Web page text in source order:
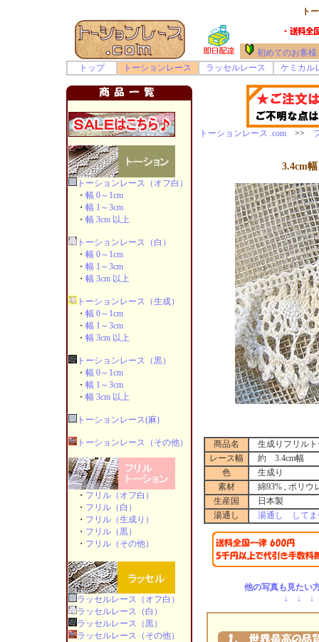
ト
初めてのお客様
トップ
トーションレース ラッセルレース ケミカル
トーションレース（オフ白）
・ 幅 0～1cm
・ 幅 1～3cm
・ 幅 3cm 以上
トーションレース（白）
・ 幅 0～1cm
・ 幅 1～3cm
・ 幅 3cm 以上
トーションレース（生成）
・ 幅 0～1cm
・ 幅 1～3cm
・ 幅 3cm 以上
トーションレース（黒）
・ 幅 0～1cm
・ 幅 1～3cm
・ 幅 3cm 以上
トーションレース(麻)
トーションレース（その他）
・ フリル（オフ白）
・ フリル（白）
・ フリル（生成り）
・ フリル（黒）
・ フリル（その他）
ラッセルレース（オフ白）
ラッセルレース（白）
ラッセルレース（黒）
ラッセルレース（その他）
トーションレース .com>>
3.4cm
商品名
生成りフリル
レース幅
約 3.4cm幅
色
生成り
素材
綿93% , ポリウ
生産国
日本製
湯通し
湯通し してま
他の写真も見たい
↓ ↓ ↓